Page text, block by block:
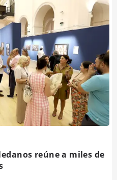
reúne a miles de